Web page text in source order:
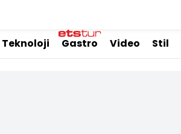
Teknoloji Gastro Video Stil